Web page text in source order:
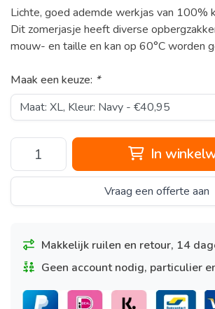
Lichte, goed ademde werkjas van 100%
Dit zomerjasje heeft diverse
mouw- en taille en kan op 60°C worden
Maak een keuze: *
In
Vraag een offerte aan
Makkelijk ruilen en retour, 14
Geen account nodig, particulier